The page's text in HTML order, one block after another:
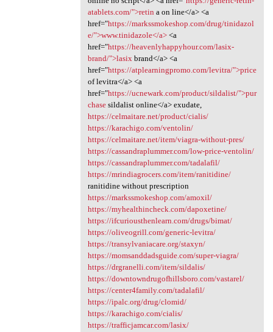
atablets.com/">retin a on line</a> <a
href="https://markssmokeshop.com/drug/tinidazol
e/">www.tinidazole</a><a
href="https://heavenlyhappyhour.com/lasix-
brand/">lasixbrand</a> <a
href="https://atplearningpromo.com/levitra/">price
of levitra</a> <a
href="https://ucnewark.com/product/sildalist/">pur
chasesildalist online</a> exudate,
https://celmaitare.net/product/cialis/
https://karachigo.com/ventolin/
https://celmaitare.net/item/viagra-without-pres/
https://cassandraplummer.com/low-price-ventolin/
https://cassandraplummer.com/tadalafil/
https://mrindiagrocers.com/item/ranitidine/
ranitidine without prescription
https://markssmokeshop.com/amoxil/
https://myhealthincheck.com/dapoxetine/
https://ifcuriousthenlearn.com/drugs/bimat/
https://oliveogrill.com/generic-levitra/
https://transylvaniacare.org/staxyn/
https://momsanddadsguide.com/super-viagra/
https://drgranelli.com/item/sildalis/
https://downtowndrugofhillsboro.com/vastarel/
https://center4family.com/tadalafil/
https://ipalc.org/drug/clomid/
https://karachigo.com/cialis/
https://trafficjamcar.com/lasix/